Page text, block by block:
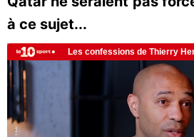
à ce sujet...